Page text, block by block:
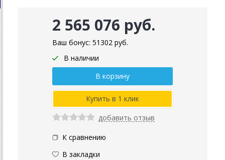
2 565 076 руб.
Ваш бонус: 51302 руб.
В наличии
добавить отзыв
К сравнению
В закладки